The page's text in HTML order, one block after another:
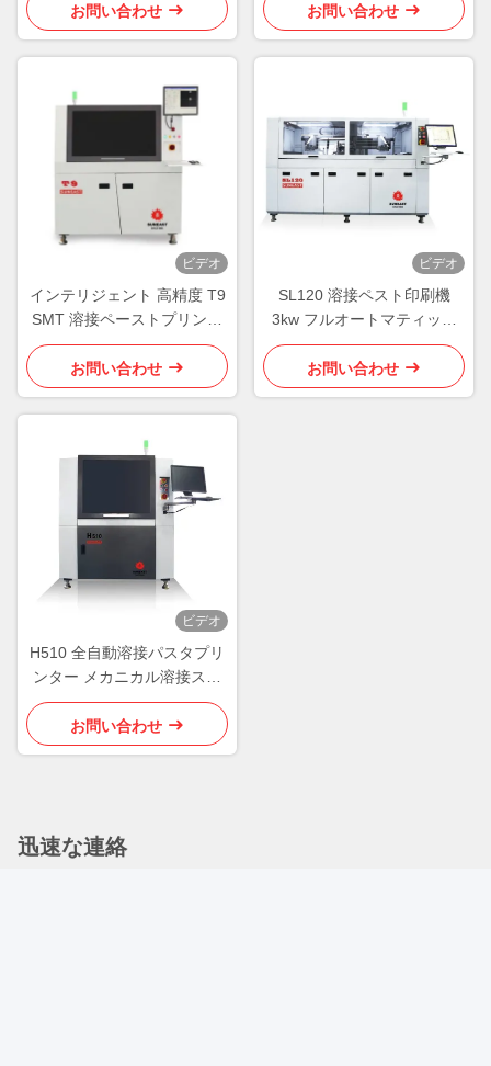
お問い合わせ
お問い合わせ
ビデオ
インテリジェント 高精度 T9
SMT 溶接ペーストプリンタ
ー 2D チェック 溶接ペースト
プリンター
お問い合わせ
ビデオ
SL120 溶接ペスト印刷機
3kw フルオートマティック
SMTスクリーンプリンター
お問い合わせ
ビデオ
H510 全自動溶接パスタプリ
ンター メカニカル溶接スク
リーンプリンター
お問い合わせ
迅速な連絡